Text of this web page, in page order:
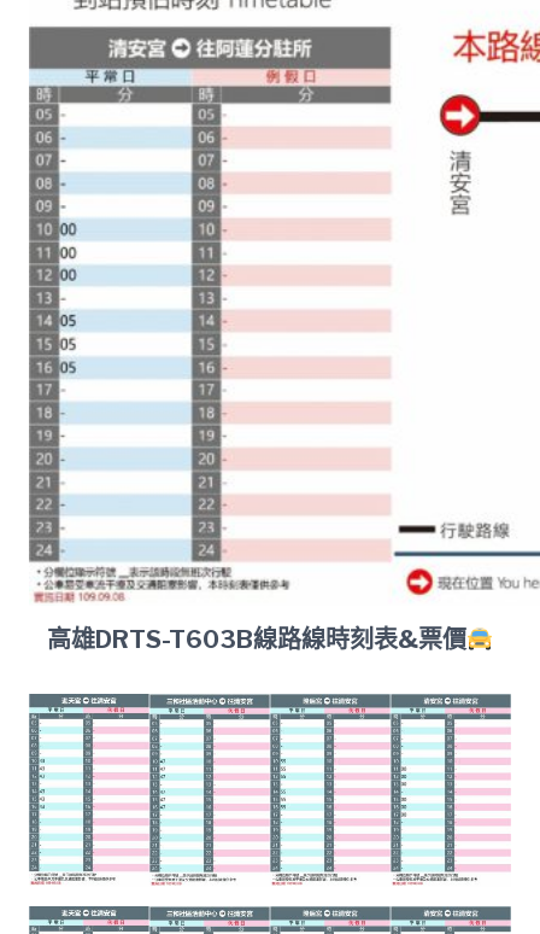
高雄DRTS-T603B線路線時刻表&票價